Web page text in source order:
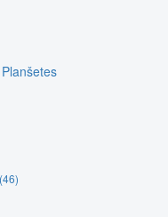
(46)